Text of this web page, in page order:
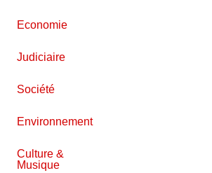
Economie
Judiciaire
Société
Environnement
Culture &
Musique